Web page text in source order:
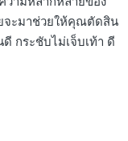
จะมาช่วยให้คุณตัดสิน
กระชับไม่เจ็บเท้า ดี